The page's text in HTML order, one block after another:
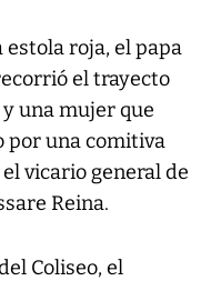
roja, el papa
el trayecto
una mujer que
por una comitiva
vicario general de
Reina.
Coliseo, el